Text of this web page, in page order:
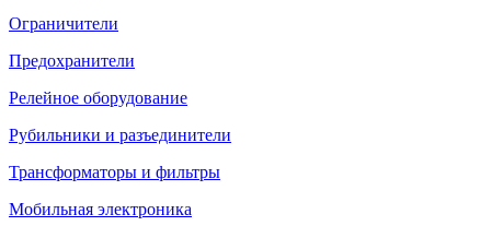
Ограничители
Предохранители
Релейное оборудование
Рубильники и разъединители
Трансформаторы и фильтры
Мобильная электроника